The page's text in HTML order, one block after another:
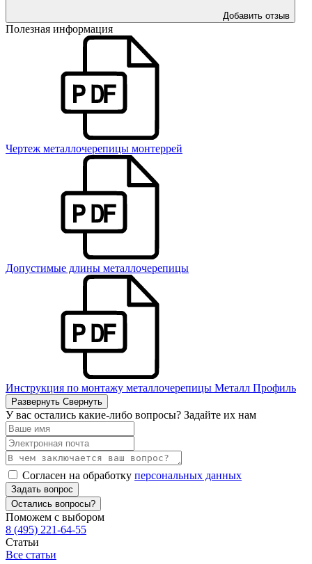
Добавить отзыв
Полезная информация
Чертеж металлочерепицы монтеррей
Допустимые длины металлочерепицы
Инструкция по монтажу металлочерепицы Металл Профиль
Развернуть Свернуть
У вас остались какие-либо вопросы? Задайте их нам
Согласен на обработку персональных данных
Задать вопрос
Остались вопросы?
Поможем с выбором
8 (495) 221-64-55
Статьи
Все статьи